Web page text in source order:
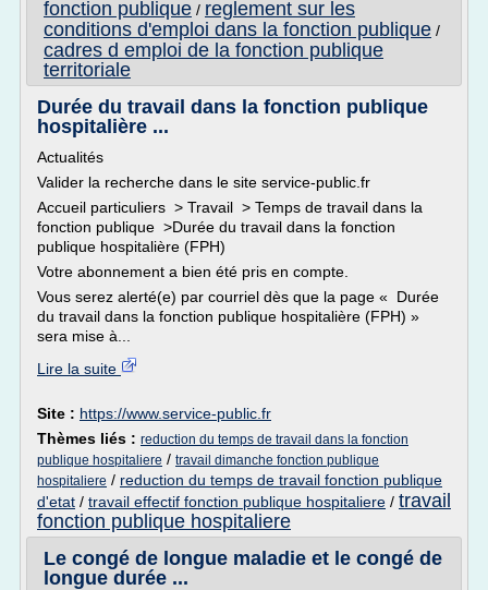
fonction publique / reglement sur les
conditions d'emploi dans la fonction publique /
cadres d emploi de la fonction publique
territoriale
Durée du travail dans la fonction publique
hospitalière ...
Actualités
Valider la recherche dans le site service-public.fr
Accueil particuliers > Travail > Temps de travail dans la
fonction publique >Durée du travail dans la fonction
publique hospitalière (FPH)
Votre abonnement a bien été pris en compte.
Vous serez alerté(e) par courriel dès que la page « Durée
du travail dans la fonction publique hospitalière (FPH) »
sera mise à...
Lire la suite
Site : https://www.service-public.fr
Thèmes liés : reduction du temps de travail dans la fonction
publique hospitaliere / travail dimanche fonction publique
hospitaliere / reduction du temps de travail fonction publique
d'etat / travail effectif fonction publique hospitaliere / travail
fonction publique hospitaliere
Le congé de longue maladie et le congé de
longue durée ...